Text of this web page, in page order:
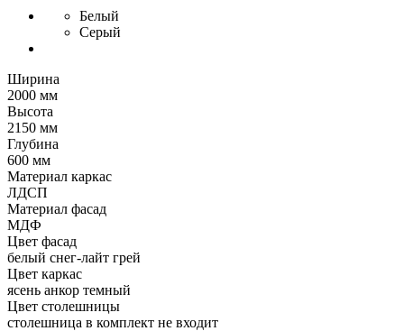
Белый
Серый
Ширина
2000 мм
Высота
2150 мм
Глубина
600 мм
Материал каркас
ЛДСП
Материал фасад
МДФ
Цвет фасад
белый снег-лайт грей
Цвет каркас
ясень анкор темный
Цвет столешницы
столешница в комплект не входит